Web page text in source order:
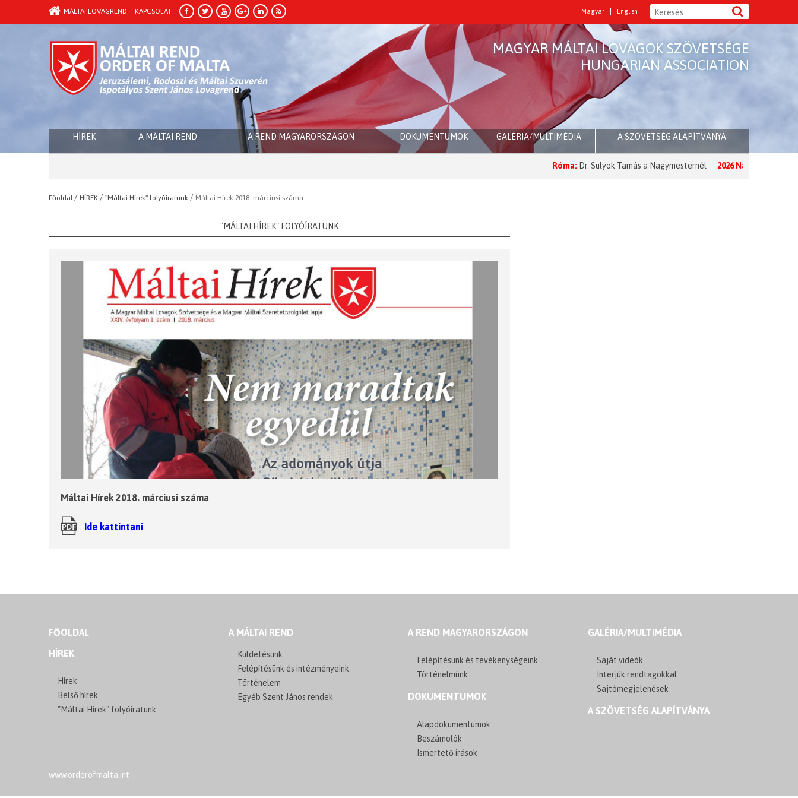
Magyar English
MÁLTAI LOVAGREND KAPCSOLAT
MAGYAR MÁLTAI LOVAGOK SZÖVETSÉGE
HUNGARIAN ASSOCIATION
HÍREK A MÁLTAI REND A REND MAGYARORSZÁGON DOKUMENTUMOK GALÉRIA/MULTIMÉDIA A SZÖVETSÉG ALAPÍTVÁNYA
Róma:Dr. Sulyok Tamás a Nagymesternél 2026 Nagyböjt:
Főoldal / HÍREK / "Máltai Hírek" folyóíratunk / Máltai Hírek 2018. márciusi száma
"MÁLTAI HÍREK" FOLYÓÍRATUNK
Máltai Hírek 2018. márciusi száma
Ide kattintani
FŐOLDAL
HÍREK
Hírek
Belső hírek
"Máltai Hírek" folyóíratunk
A MÁLTAI REND
Küldetésünk
Felépítésünk és intézményeink
Történelem
Egyéb Szent János rendek
A REND MAGYARORSZÁGON
Felépítésünk és tevékenységeink
Történelmünk
DOKUMENTUMOK
Alapdokumentumok
Beszámolók
Ismertető írások
GALÉRIA/MULTIMÉDIA
Saját videók
Interjúk rendtagokkal
Sajtómegjelenések
A SZÖVETSÉG ALAPÍTVÁNYA
www.orderofmalta.int